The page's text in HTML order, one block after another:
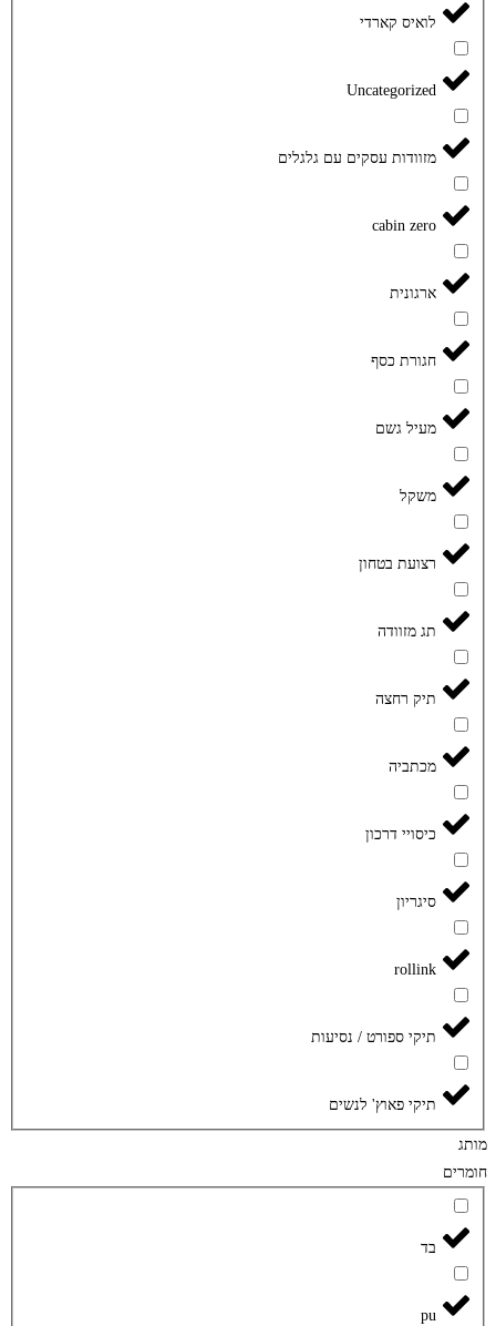
לואיס קארדי
Uncategorized
מזוודות עסקים עם גלגלים
cabin zero
ארגונית
חגורת כסף
מעיל גשם
משקל
רצועת בטחון
תג מזוודה
תיק רחצה
מכתביה
כיסויי דרכון
סיגריון
rollink
תיקי ספורט / נסיעות
תיקי פאוץ' לנשים
מותג
חומרים
בד
pu